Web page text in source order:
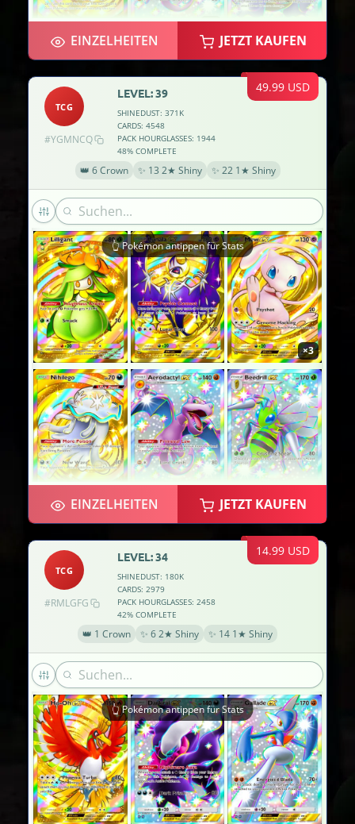
×2
×3
EINZELHEITEN JETZT KAUFEN
49.99 USD
TCG
#YGMNCQ
LEVEL: 39
SHINEDUST: 371K
CARDS: 4548
PACK HOURGLASSES: 1944
48% COMPLETE
👑 6 Crown ✨ 13 2★ Shiny ✨ 22 1★ Shiny
👆 Pokémon antippen für Stats
×3
EINZELHEITEN JETZT KAUFEN
14.99 USD
TCG
#RMLGFG
LEVEL: 34
SHINEDUST: 180K
CARDS: 2979
PACK HOURGLASSES: 2458
42% COMPLETE
👑 1 Crown ✨ 6 2★ Shiny ✨ 14 1★ Shiny
👆 Pokémon antippen für Stats